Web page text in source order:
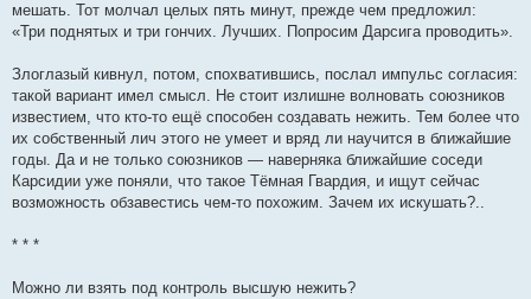
мешать. Тот молчал целых пять минут, прежде чем предложил:
«Три поднятых и три гончих. Лучших. Попросим Дарсига проводить».
Злоглазый кивнул, потом, спохватившись, послал импульс согласия:
такой вариант имел смысл. Не стоит излишне волновать союзников
известием, что кто-то ещё способен создавать нежить. Тем более что
их собственный лич этого не умеет и вряд ли научится в ближайшие
годы. Да и не только союзников — наверняка ближайшие соседи
Карсидии уже поняли, что такое Тёмная Гвардия, и ищут сейчас
возможность обзавестись чем-то похожим. Зачем их искушать?..
* * *
Можно ли взять под контроль высшую нежить?